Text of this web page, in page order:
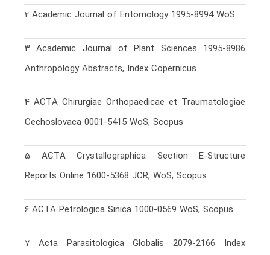
٢ Academic Journal of Entomology 1995-8994 WoS
٣ Academic Journal of Plant Sciences 1995-8986
Anthropology Abstracts, Index Copernicus
۴ ACTA Chirurgiae Orthopaedicae et Traumatologiae
Cechoslovaca 0001-5415 WoS, Scopus
۵ ACTA Crystallographica Section E-Structure
Reports Online 1600-5368 JCR, WoS, Scopus
۶ ACTA Petrologica Sinica 1000-0569 WoS, Scopus
٧ Acta Parasitologica Globalis 2079-2166 Index